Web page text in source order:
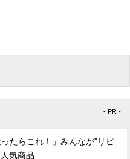
- PR -
ったらこれ！」みんなが"リピ
気商品